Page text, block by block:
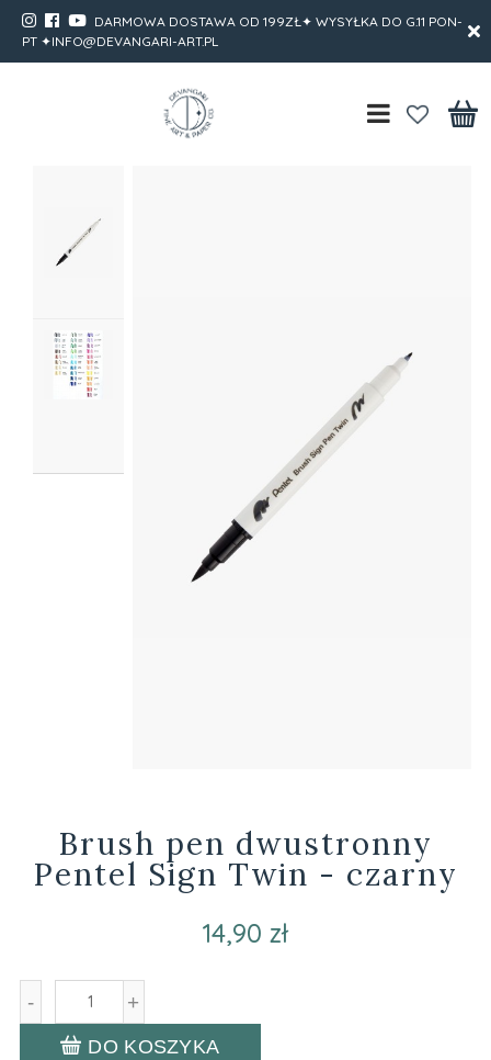
DARMOWA DOSTAWA OD 199ZŁ✦ WYSYŁKA DO G.11 PON-
PT ✦INFO@DEVANGARI-ART.PL
Brush pen dwustronny
Pentel Sign Twin - czarny
14,90 zł
- +
DO KOSZYKA